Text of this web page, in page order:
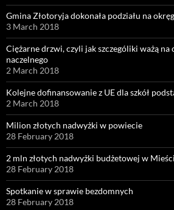
Gmina Złotoryja dokonała podziału na
3 March 2018
Ciężarne drzwi, czyli jak szczególiki ważą na
naczelnego
2 March 2018
Kolejne dofinansowanie z UE dla szkół
2 March 2018
Milion złotych nadwyżki w powiecie
28 February 2018
2 mln złotych nadwyżki budżetowej w
28 February 2018
Spotkanie w sprawie bezdomnych
28 February 2018